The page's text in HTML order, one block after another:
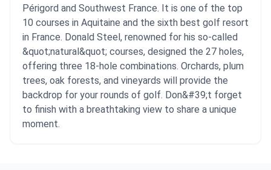
Périgord and Southwest France. It is one of the top
10 courses in Aquitaine and the sixth best golf resort
in France. Donald Steel, renowned for his so-called
&quot;natural&quot; courses, designed the 27 holes,
offering three 18-hole combinations. Orchards, plum
trees, oak forests, and vineyards will provide the
backdrop for your rounds of golf. Don&#39;t forget
to finish with a breathtaking view to share a unique
moment.